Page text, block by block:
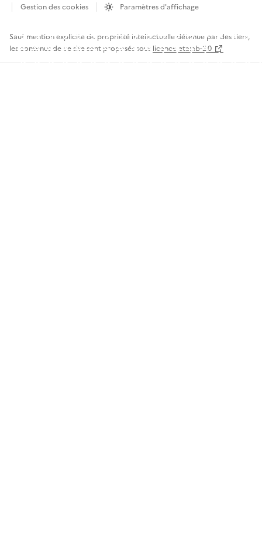
Gestion des cookies
Paramètres d'affichage
Sauf mention explicite de propriété intellectuelle détenue par des tiers,
les contenus de ce site sont proposés sous licence etalab-2.0